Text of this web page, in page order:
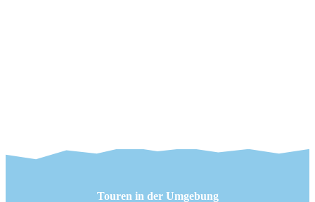
Touren in der Umgebung